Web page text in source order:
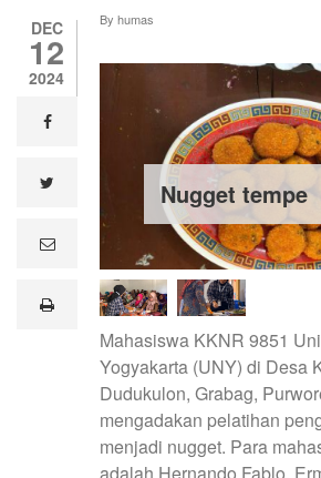
DEC
12
2024
facebook
e
lprint
By humas
Nugget tempe
Mahasiswa KKNR 9851
Yogyakarta (UNY) di Desa
Dudukulon, Grabag,
mengadakan pelatihan
menjadi nugget. Para